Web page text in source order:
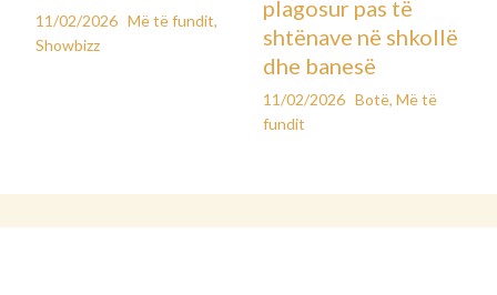
11/02/2026 Më të fundit,
Showbizz
plagosur pas të
shtënave në shkollë
dhe banesë
11/02/2026 Botë, Më të
fundit